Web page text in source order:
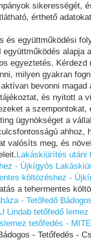
sikerességét,
érthető
és együttműködési
együttműködés alapja
egyeztetés. Kérdezd
milyen gyakran
bevonni
és nyitott a
a
ügynökséget a
ahhoz,
valósíts meg, és
Lakáskiürítés utáni
- Újkígyós
költözéshez -
a tehermentes
- Tetőfedő
Lindab tetőfedő
tetőfedés -
- Tetőfedés -